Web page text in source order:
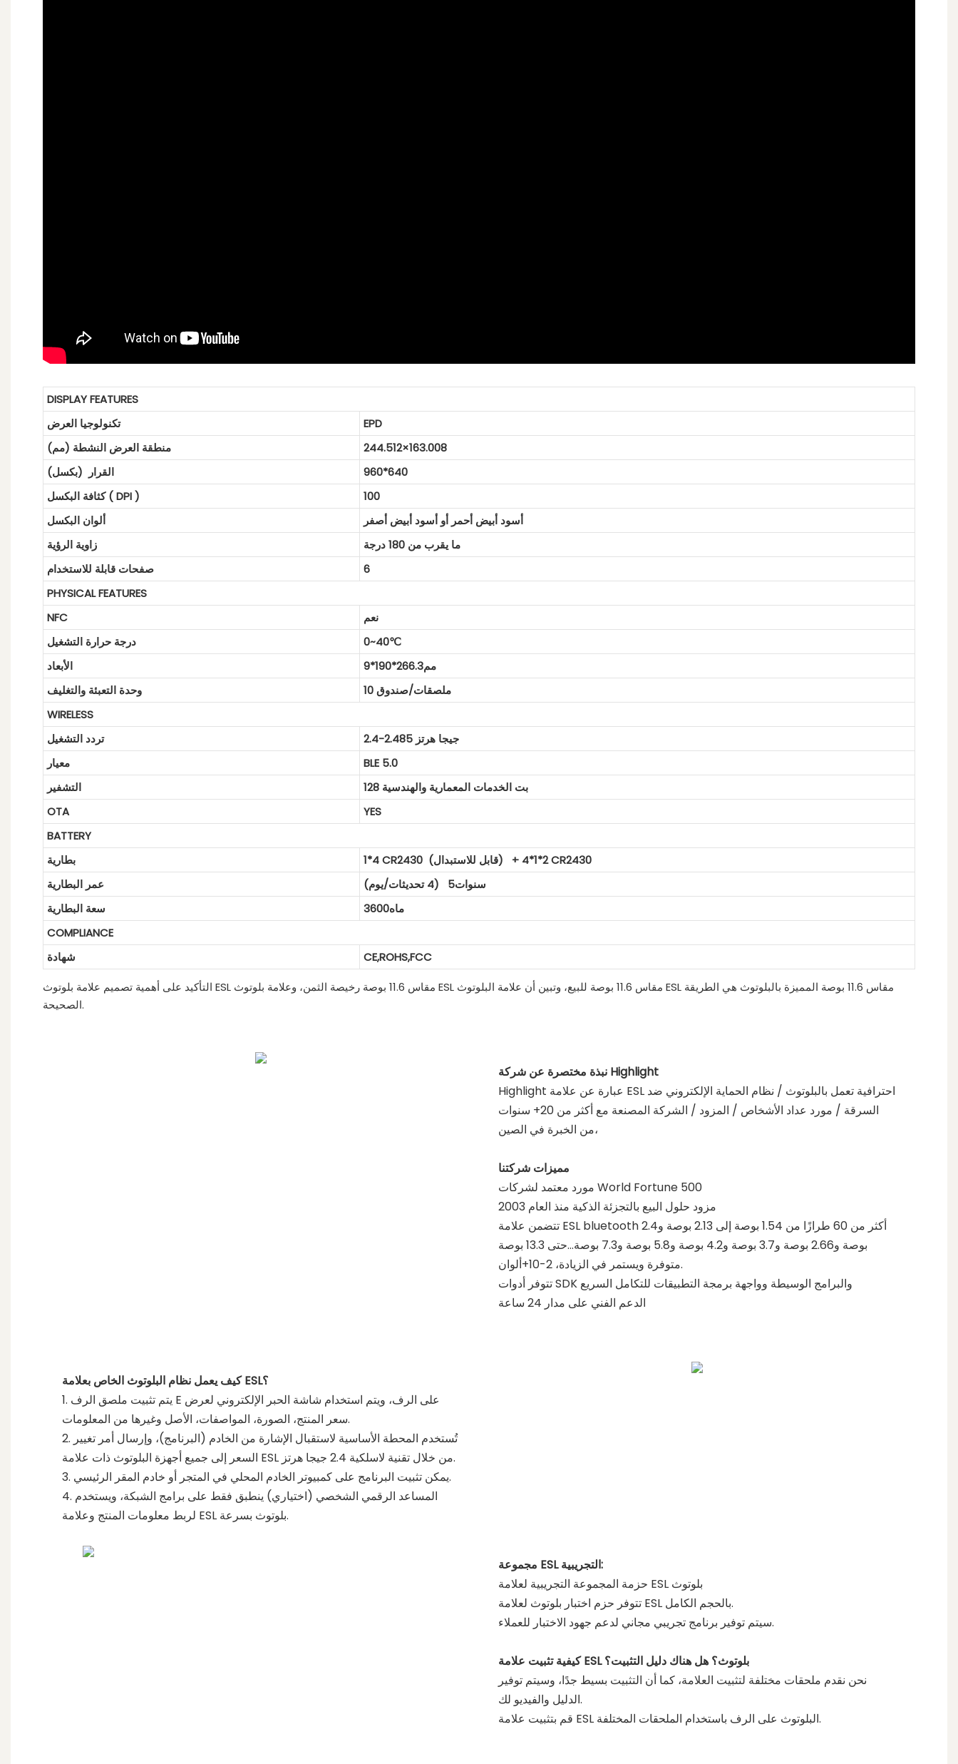
DISPLAY FEATURES
تكنولوجيا العرض
EPD
منطقة العرض النشطة (مم)
244.512×163.008
القرار (بكسل)
960*640
كثافة البكسل ( DPI )
100
ألوان البكسل
أسود أبيض أحمر أو أسود أبيض أصفر
زاوية الرؤية
ما يقرب من 180 درجة
صفحات قابلة للاستخدام
6
PHYSICAL FEATURES
NFC
نعم
درجة حرارة التشغيل
0~40℃
الأبعاد
مم266.3*190*9
وحدة التعبئة والتغليف
10 ملصقات/صندوق
WIRELESS
تردد التشغيل
2.4-2.485 جيجا هرتز
معيار
BLE 5.0
التشفير
128 بت الخدمات المعمارية والهندسية
OTA
YES
BATTERY
بطارية
1*4 CR2430 (قابل للاستبدال) + 2*1*4 CR2430
عمر البطارية
ماه3600
COMPLIANCE
شهادة
CE,ROHS,FCC
التأكيد على أهمية تصميم علامة بلوتوث ESL مقاس 11.6 بوصة رخيصة الثمن، وعلامة بلوتوث ESL مقاس 11.6 بوصة للبيع، وتبين أن علامة البلوتوث ESL مقاس 11.6 بوصة المميزة بالبلوتوث هي الطريقة
الصحيحة.
نبذة مختصرة عن شركة Highlight
Highlight عبارة عن علامة ESL احترافية تعمل بالبلوتوث / نظام الحماية الإلكتروني ضد
السرقة / مورد عداد الأشخاص / المزود / الشركة المصنعة مع أكثر من 20+ سنوات
من الخبرة في الصين،
مميزات شركتنا
مورد معتمد لشركات World Fortune 500
مزود حلول البيع بالتجزئة الذكية منذ العام 2003
تتضمن علامة ESL bluetooth أكثر من 60 طرازًا من 1.54 بوصة إلى 2.13 بوصة و2.4
بوصة و2.66 بوصة و3.7 بوصة و4.2 بوصة و5.8 بوصة و7.3 بوصة...حتى 13.3 بوصة
متوفرة ويستمر في الزيادة، 2-10+ألوان.
تتوفر أدوات SDK والبرامج الوسيطة وواجهة برمجة التطبيقات للتكامل السريع
الدعم الفني على مدار 24 ساعة
كيف يعمل نظام البلوتوث الخاص بعلامة ESL؟
1. يتم تثبيت ملصق الرف E على الرف، ويتم استخدام شاشة الحبر الإلكتروني لعرض
سعر المنتج، الصورة، المواصفات، الأصل وغيرها من المعلومات.
2. تُستخدم المحطة الأساسية لاستقبال الإشارة من الخادم (البرنامج)، وإرسال أمر تغيير
السعر إلى جميع أجهزة البلوتوث ذات علامة ESL من خلال تقنية لاسلكية 2.4 جيجا هرتز.
3. يمكن تثبيت البرنامج على كمبيوتر الخادم المحلي في المتجر أو خادم المقر الرئيسي.
4. المساعد الرقمي الشخصي (اختياري) ينطبق فقط على برامج الشبكة، ويستخدم
لربط معلومات المنتج وعلامة ESL بلوتوث بسرعة.
مجموعة ESL التجريبية:
حزمة المجموعة التجريبية لعلامة ESL بلوتوث
تتوفر حزم اختبار بلوتوث لعلامة ESL بالحجم الكامل.
سيتم توفير برنامج تجريبي مجاني لدعم جهود الاختبار للعملاء.
كيفية تثبيت علامة ESL بلوتوث؟ هل هناك دليل التثبيت؟
نحن نقدم ملحقات مختلفة لتثبيت العلامة، كما أن التثبيت بسيط جدًا، وسيتم توفير
الدليل والفيديو لك.
قم بتثبيت علامة ESL البلوتوث على الرف باستخدام الملحقات المختلفة.